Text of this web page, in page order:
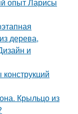
дерева,
и
Крыльцо из